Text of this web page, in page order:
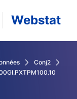
navigation
Webstat
Conj2